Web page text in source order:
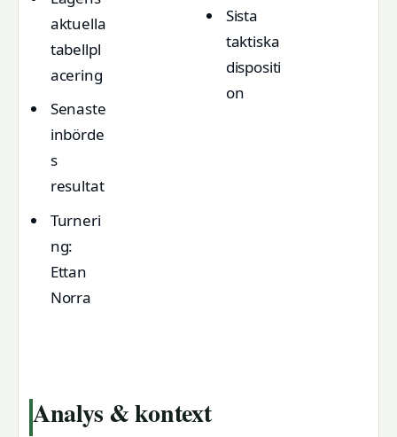
aktuella
tabellpl
acering
Senaste
inbörde
s
resultat
Turneri
ng:
Ettan
Norra
Sista
taktiska
dispositi
on
Analys & kontext